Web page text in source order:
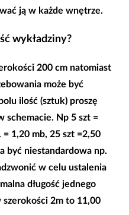
ją w każde wnętrze.
wykładziny?
200 cmnatomiast
może być
ilość (sztuk) proszę
schemacie. Np 5 szt =
1,20 mb, 25 szt =2,50
być niestandardowa np.
w celu ustalenia
długość jednego
szerokości 2m to 11,00